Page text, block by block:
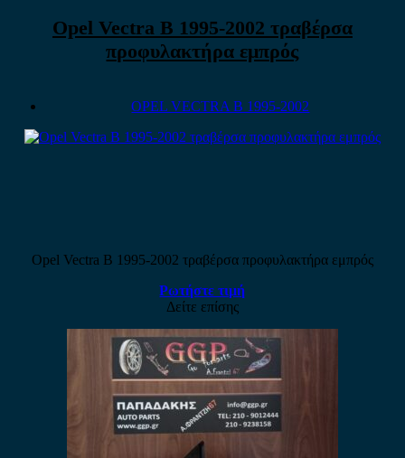
Opel Vectra B 1995-2002 τραβέρσα
προφυλακτήρα εμπρός
OPEL VECTRA B 1995-2002
Opel Vectra B 1995-2002 τραβέρσα προφυλακτήρα εμπρός
Ρωτήστε τιμή
Δείτε επίσης